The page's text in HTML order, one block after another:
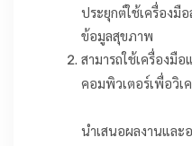
ประยุกต์ใช้เครื่องมื
ข้อมูลสุขภาพ
สามารถใช้เครื่องมื
คอมพิวเตอร์เพื่อวิเ
นำเสนอผลงานและ